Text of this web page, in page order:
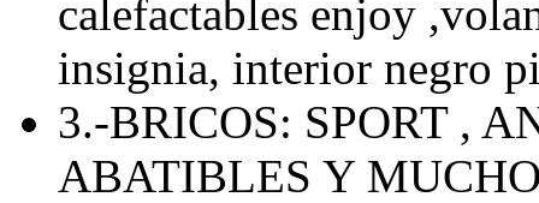
calefactables enjoy
insignia, interior negro
3.-BRICOS: SPORT ,
ABATIBLES Y